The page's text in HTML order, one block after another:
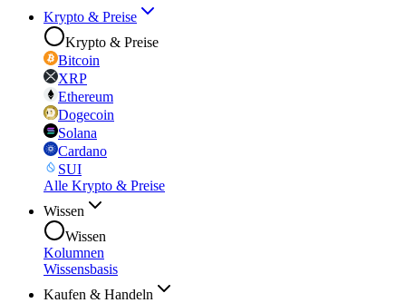
Krypto & Preise
Krypto & Preise
Bitcoin
XRP
Ethereum
Dogecoin
Solana
Cardano
SUI
Alle Krypto & Preise
Wissen
Wissen
Kolumnen
Wissensbasis
Kaufen & Handeln